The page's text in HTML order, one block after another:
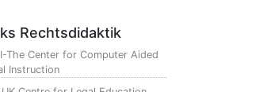
Rechtsdidaktik
The Center for Computer Aided
Instruction